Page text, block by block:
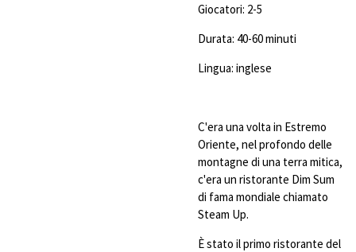
Giocatori: 2-5
Durata: 40-60 minuti
Lingua: inglese
C'era una volta in Estremo
Oriente, nel profondo delle
montagne di una terra mitica,
c'era un ristorante Dim Sum
di fama mondiale chiamato
Steam Up.
È stato il primo ristorante del